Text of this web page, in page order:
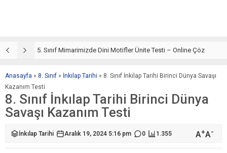
5. Sınıf Mimarimizde Dini Motifler Ünite Testi – Online Çöz
Anasayfa » 8. Sınıf » İnkılap Tarihi » 8. Sınıf İnkılap Tarihi Birinci Dünya Savaşı
Kazanım Testi
8. Sınıf İnkılap Tarihi Birinci Dünya
Savaşı Kazanım Testi
İnkılap Tarihi Aralık 19, 2024 5:16 pm 0 1.355 A+A-